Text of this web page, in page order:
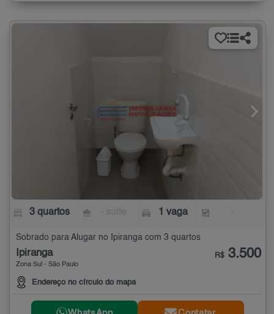
3 quartos 1 vaga
Sobrado para Alugar no Ipiranga com 3 quartos
Ipiranga
Zona Sul - São Paulo
Endereço no círculo do mapa
R$ 3.500